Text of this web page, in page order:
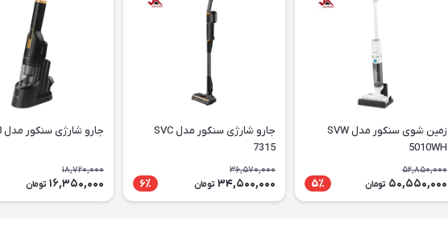
زمین شوی سنکور مدل SVW
5010WH
52,850,000
50,550,000 تومان 5٪
جارو شارژی سنکور مدل SVC
7315
36,570,000
34,500,000 تومان 6٪
جارو شارژی سنکور مدل SVC 308
18,720,000
16,350,000 تومان